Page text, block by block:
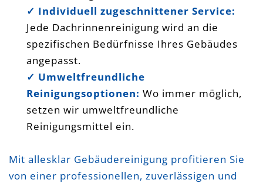
✓ Individuell zugeschnittener Service:
Jede Dachrinnenreinigung wird an die
spezifischen Bedürfnisse Ihres Gebäudes
angepasst.
✓ Umweltfreundliche
Reinigungsoptionen: Wo immer möglich,
setzen wir umweltfreundliche
Reinigungsmittel ein.
Mit allesklar Gebäudereinigung profitieren Sie
von einer professionellen, zuverlässigen und